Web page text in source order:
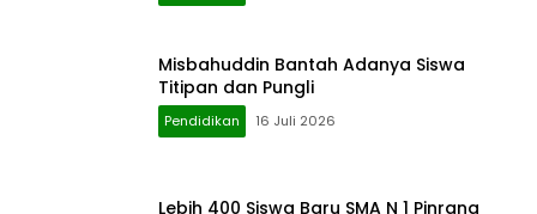
Misbahuddin Bantah Adanya Siswa
Titipan dan Pungli
Pendidikan 16 Juli 2026
Lebih 400 Siswa Baru SMA N 1 Pinrang